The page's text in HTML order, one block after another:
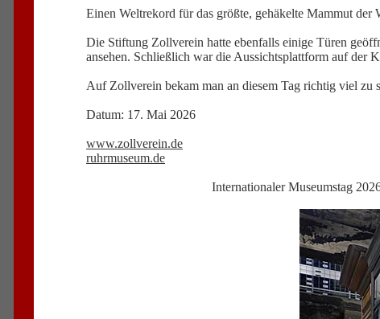
Einen Weltrekord für das größte, gehäkelte Mammut der
Die Stiftung Zollverein hatte ebenfalls einige Türen
ansehen. Schließlich war die Aussichtsplattform auf der
Auf Zollverein bekam man an diesem Tag richtig viel zu
Datum: 17. Mai 2026
www.zollverein.de
ruhrmuseum.de
Internationaler Museumstag